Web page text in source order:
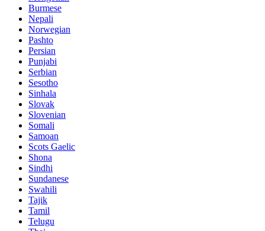
Burmese
Nepali
Norwegian
Pashto
Persian
Punjabi
Serbian
Sesotho
Sinhala
Slovak
Slovenian
Somali
Samoan
Scots Gaelic
Shona
Sindhi
Sundanese
Swahili
Tajik
Tamil
Telugu